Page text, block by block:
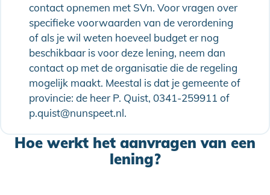
contact opnemen met SVn. Voor vragen over
specifieke voorwaarden van de verordening
of als je wil weten hoeveel budget er nog
beschikbaar is voor deze lening, neem dan
contact op met de organisatie die de regeling
mogelijk maakt. Meestal is dat je gemeente of
provincie: de heer P. Quist, 0341-259911 of
p.quist@nunspeet.nl.
Hoe werkt het aanvragen van een
lening?